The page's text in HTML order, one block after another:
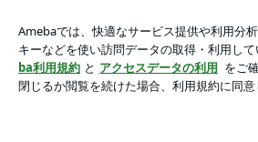
アプリをダウンロードして ブログの更新通知
ょう。